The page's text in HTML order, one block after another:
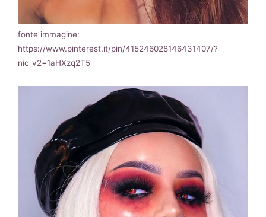
fonte immagine:
https://www.pinterest.it/pin/415246028146431407/?
nic_v2=1aHXzq2T5